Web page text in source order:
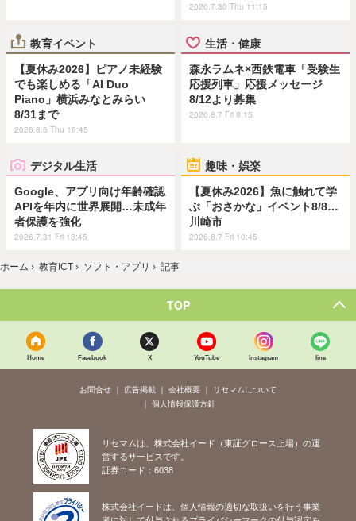
2026.7.30 Thu 11:15
教育イベント
【夏休み2026】ピアノ未経験
でも楽しめる「AI Duo
Piano」横浜みなとみらい
8/31まで
2026.8.6 Thu 19:45
生活・健康
森永ラムネ×西鉄電車「受験生
応援列車」応援メッセージ
8/12より募集
2026.8.7 Fri 9:15
デジタル生活
Google、アプリ向け年齢確認
APIを年内に世界展開…未成年
者保護を強化
2026.7.31 Fri 13:45
趣味・娯楽
【夏休み2026】魚に触れて学
ぶ「おさかな」イベント8/8…
川崎市
2026.8.7 Fri 10:45
ホーム › 教育ICT › ソフト・アプリ › 記事
TOP
Home Facebook X YouTube Instagram line
お問合せ 広告掲載 会社概要
リセマムについて
個人情報保護方針
リセマムは、株式会社イード（東証グロース上場）の運
営するサービスです。
証券コード：6038
株式会社イードは、個人情報の適切な取扱いを行う事業